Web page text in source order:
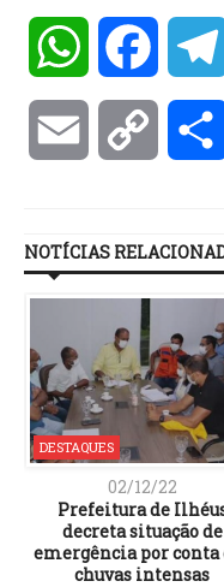
WhatsApp
Email Copy
NOTÍCIAS
DESTAQUES
02/12/22
Prefeitura de
decreta situação de
emergência por conta
chuvas intensas